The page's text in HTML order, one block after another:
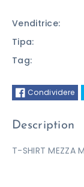
Venditrice:
Tipa:
Tag:
Condividere
Description
T-SHIRT MEZZA